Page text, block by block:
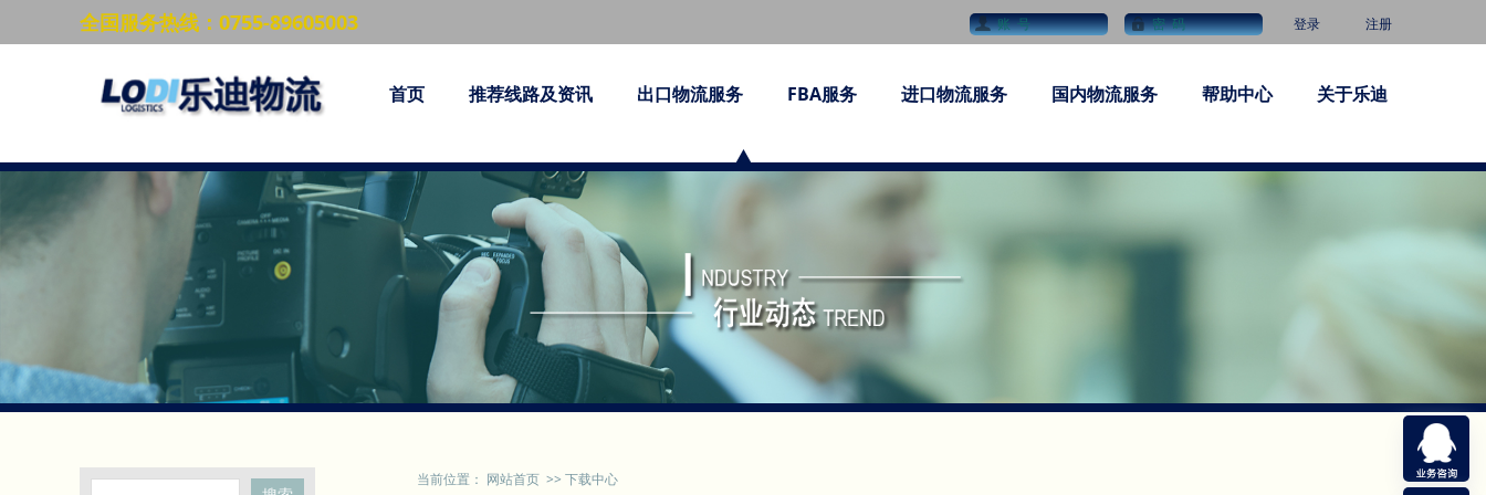
全国服务热线：0755-89605003 登录 注册
首页 推荐线路及资讯 出口物流服务 FBA服务 进口物流服务 国内物流服务 帮助中心 关于乐迪
当前位置： 网站首页 >> 下载中心